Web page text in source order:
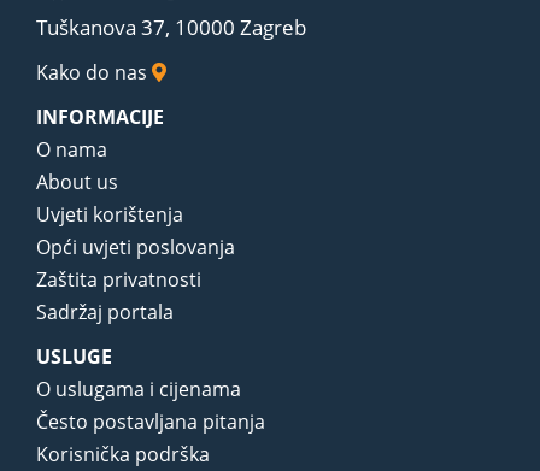
Tuškanova 37, 10000 Zagreb
Kako do nas
INFORMACIJE
O nama
About us
Uvjeti korištenja
Opći uvjeti poslovanja
Zaštita privatnosti
Sadržaj portala
USLUGE
O uslugama i cijenama
Često postavljana pitanja
Korisnička podrška